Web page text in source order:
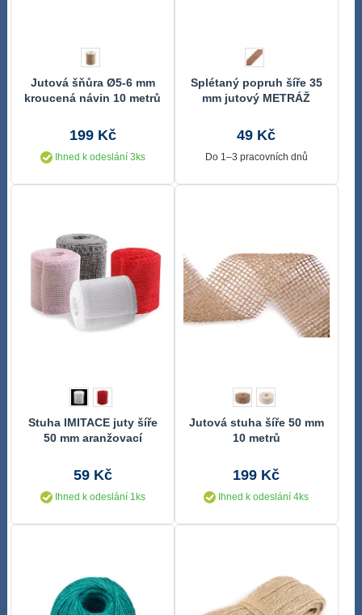
Jutová šňůra Ø5-6 mm
kroucená návin 10 metrů
199 Kč
Ihned k odeslání 3ks
Splétaný popruh šíře 35
mm jutový METRÁŽ
49 Kč
Do 1–3 pracovních dnů
Stuha IMITACE juty šíře
50 mm aranžovací
59 Kč
Ihned k odeslání 1ks
Jutová stuha šíře 50 mm
10 metrů
199 Kč
Ihned k odeslání 4ks